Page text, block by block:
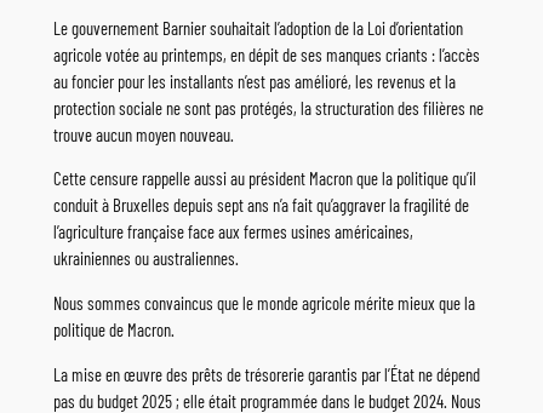
Le gouvernement Barnier souhaitait l’adoption de la Loi d’orientation
agricole votée au printemps, en dépit de ses manques criants : l’accès
au foncier pour les installants n’est pas amélioré, les revenus et la
protection sociale ne sont pas protégés, la structuration des filières ne
trouve aucun moyen nouveau.
Cette censure rappelle aussi au président Macron que la politique qu’il
conduit à Bruxelles depuis sept ans n’a fait qu’aggraver la fragilité de
l’agriculture française face aux fermes usines américaines,
ukrainiennes ou australiennes.
Nous sommes convaincus que le monde agricole mérite mieux que la
politique de Macron.
La mise en œuvre des prêts de trésorerie garantis par l’État ne dépend
pas du budget 2025 ; elle était programmée dans le budget 2024. Nous